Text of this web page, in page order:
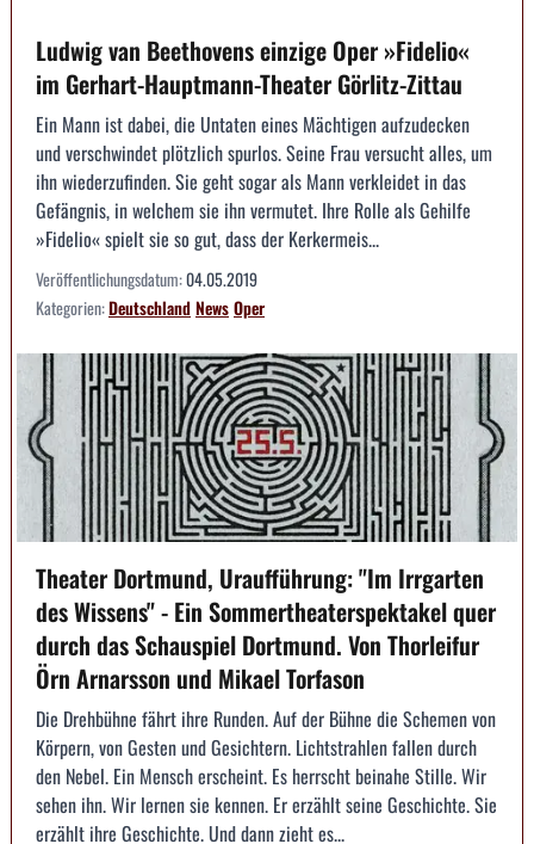
Ludwig van Beethovens einzige Oper »Fidelio«
im Gerhart-Hauptmann-Theater Görlitz-Zittau
Ein Mann ist dabei, die Untaten eines Mächtigen aufzudecken
und verschwindet plötzlich spurlos. Seine Frau versucht alles, um
ihn wiederzufinden. Sie geht sogar als Mann verkleidet in das
Gefängnis, in welchem sie ihn vermutet. Ihre Rolle als Gehilfe
»Fidelio« spielt sie so gut, dass der Kerkermeis...
Veröffentlichungsdatum:04.05.2019
Kategorien:DeutschlandNewsOper
Theater Dortmund, Uraufführung: "Im Irrgarten
des Wissens" - Ein Sommertheaterspektakel quer
durch das Schauspiel Dortmund. Von Thorleifur
Örn Arnarsson und Mikael Torfason
Die Drehbühne fährt ihre Runden. Auf der Bühne die Schemen von
Körpern, von Gesten und Gesichtern. Lichtstrahlen fallen durch
den Nebel. Ein Mensch erscheint. Es herrscht beinahe Stille. Wir
sehen ihn. Wir lernen sie kennen. Er erzählt seine Geschichte. Sie
erzählt ihre Geschichte. Und dann zieht es...